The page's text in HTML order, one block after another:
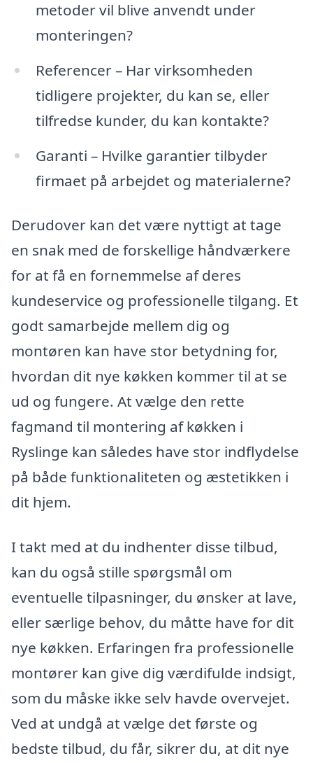
metoder vil blive anvendt under
monteringen?
Referencer – Har virksomheden
tidligere projekter, du kan se, eller
tilfredse kunder, du kan kontakte?
Garanti – Hvilke garantier tilbyder
firmaet på arbejdet og materialerne?
Derudover kan det være nyttigt at tage
en snak med de forskellige håndværkere
for at få en fornemmelse af deres
kundeservice og professionelle tilgang. Et
godt samarbejde mellem dig og
montøren kan have stor betydning for,
hvordan dit nye køkken kommer til at se
ud og fungere. At vælge den rette
fagmand til montering af køkken i
Ryslinge kan således have stor indflydelse
på både funktionaliteten og æstetikken i
dit hjem.
I takt med at du indhenter disse tilbud,
kan du også stille spørgsmål om
eventuelle tilpasninger, du ønsker at lave,
eller særlige behov, du måtte have for dit
nye køkken. Erfaringen fra professionelle
montører kan give dig værdifulde indsigt,
som du måske ikke selv havde overvejet.
Ved at undgå at vælge det første og
bedste tilbud, du får, sikrer du, at dit nye